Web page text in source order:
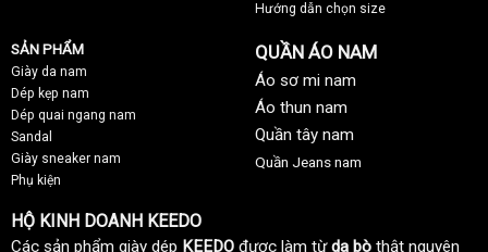
Hướng dẫn chọn size
SẢN PHẨM
Giày da nam
Dép kẹp nam
Dép quai ngang nam
Sandal
Giày sneaker nam
Phụ kiện
QUẦN ÁO NAM
Áo sơ mi nam
Áo thun nam
Quần tây nam
Quần Jeans nam
HỘ KINH DOANH KEEDO
Các sản phẩm giày dép KEEDO được làm từda bò thật nguyên